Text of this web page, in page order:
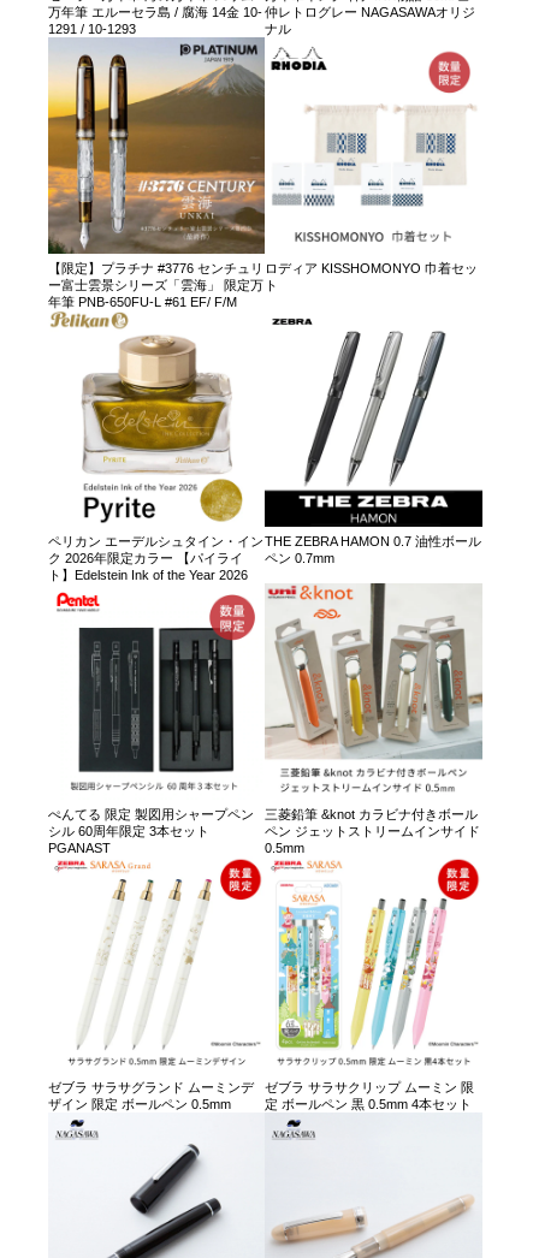
万年筆 エルーセラ島 / 腐海 14金 10-
1291 / 10-1293
仲レトログレー NAGASAWAオリジ
ナル
【限定】プラチナ #3776 センチュリ
ー富士雲景シリーズ「雲海」 限定万
年筆 PNB-650FU-L #61 EF/ F/M
ロディア KISSHOMONYO 巾着セッ
ト
ペリカン エーデルシュタイン・イン
ク 2026年限定カラー 【パイライ
ト】Edelstein Ink of the Year 2026
THE ZEBRA HAMON 0.7 油性ボール
ペン 0.7mm
ぺんてる 限定 製図用シャープペン
シル 60周年限定 3本セット
PGANAST
三菱鉛筆 &knot カラビナ付きボール
ペン ジェットストリームインサイド
0.5mm
ゼブラ サラサグランド ムーミンデ
ザイン 限定 ボールペン 0.5mm
ゼブラ サラサクリップ ムーミン 限
定 ボールペン 黒 0.5mm 4本セット